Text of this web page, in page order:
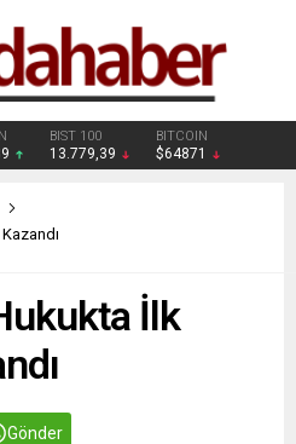
BIST 100
13.779,39
BITCOIN
$64871
İlk
Gönder